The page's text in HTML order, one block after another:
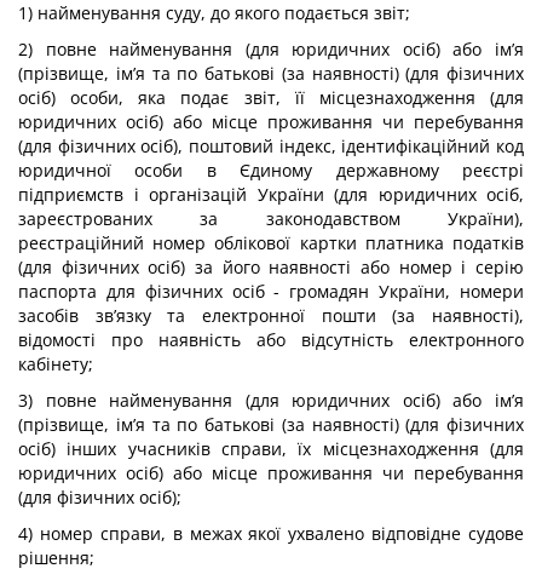
1) найменування суду, до якого подається звіт;
2) повне найменування (для юридичних осіб) або ім’я
(прізвище, ім’я та по батькові (за наявності) (для фізичних
осіб) особи, яка подає звіт, її місцезнаходження (для
юридичних осіб) або місце проживання чи перебування
(для фізичних осіб), поштовий індекс, ідентифікаційний код
юридичної особи в Єдиному державному реєстрі
підприємств і організацій України (для юридичних осіб,
зареєстрованих за законодавством України),
реєстраційний номер облікової картки платника податків
(для фізичних осіб) за його наявності або номер і серію
паспорта для фізичних осіб - громадян України, номери
засобів зв’язку та електронної пошти (за наявності),
відомості про наявність або відсутність електронного
кабінету;
3) повне найменування (для юридичних осіб) або ім’я
(прізвище, ім’я та по батькові (за наявності) (для фізичних
осіб) інших учасників справи, їх місцезнаходження (для
юридичних осіб) або місце проживання чи перебування
(для фізичних осіб);
4) номер справи, в межах якої ухвалено відповідне судове
рішення;